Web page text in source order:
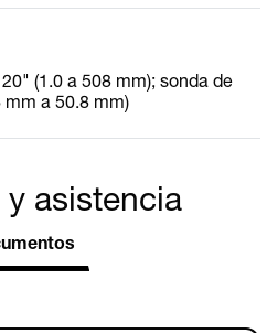
(1.0 a 508 mm); sonda de
mm a 50.8 mm)
y asistencia